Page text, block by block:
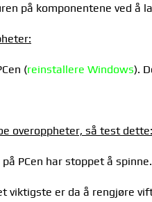
på komponentene ved å
(reinstallere Windows).
overoppheter, så test dette:
PCen har stoppet å spinne.
viktigste er da å rengjøre